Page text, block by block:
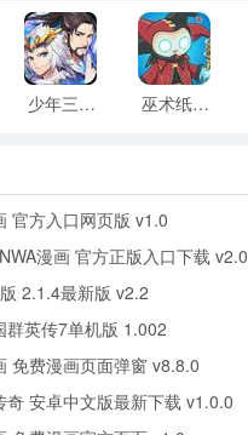
少年三国志2无限元宝版最新版 vv5.3.9 巫术纸牌游戏 vv1.1.14
官方入口网页版 v1.0
漫画 官方正版入口下载 v2.0
2.1.4最新版 v2.2
群英传7单机版 1.002
免费漫画页面弹窗 v8.8.0
奇 安卓中文版最新下载 v1.0.0